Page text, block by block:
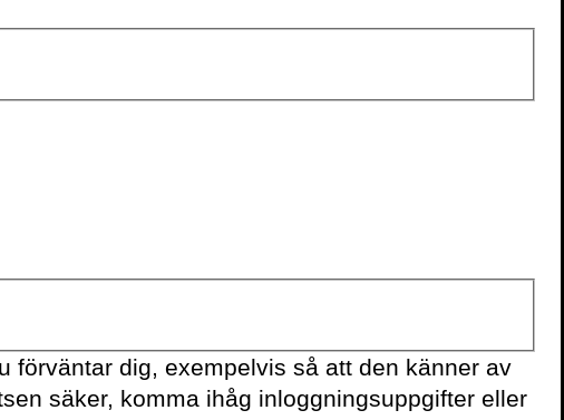
förväntar dig, exempelvis så att den känner av
säker, komma ihåg inloggningsuppgifter eller